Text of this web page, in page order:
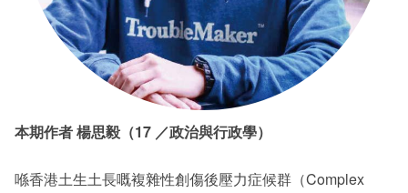
本期作者 楊思毅（17 ／政治與行政學）
喺香港土生土長嘅複雜性創傷後壓力症候群（Complex